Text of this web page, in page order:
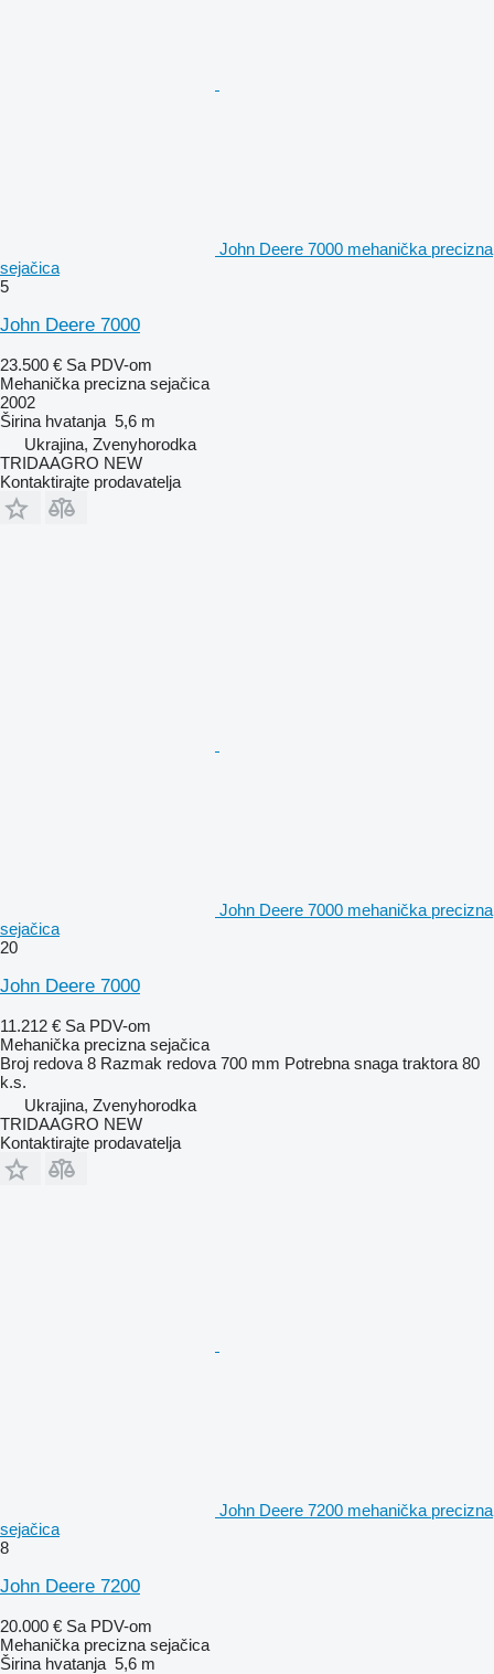
John Deere 7000 mehanička precizna
sejačica
5
John Deere 7000
23.500 € Sa PDV-om
Mehanička precizna sejačica
2002
Širina hvatanja 5,6 m
Ukrajina, Zvenyhorodka
TRIDAAGRO NEW
Kontaktirajte prodavatelja
John Deere 7000 mehanička precizna
sejačica
20
John Deere 7000
11.212 € Sa PDV-om
Mehanička precizna sejačica
Broj redova 8 Razmak redova 700 mm Potrebna snaga traktora 80
k.s.
Ukrajina, Zvenyhorodka
TRIDAAGRO NEW
Kontaktirajte prodavatelja
John Deere 7200 mehanička precizna
sejačica
8
John Deere 7200
20.000 € Sa PDV-om
Mehanička precizna sejačica
Širina hvatanja 5,6 m